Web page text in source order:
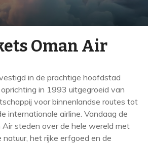
Oman Air
in de prachtige hoofdstad
in 1993 uitgegroeid van
voor binnenlandse routes tot
internationale airline. Vandaag de
steden over de hele wereld met
het rijke erfgoed en de